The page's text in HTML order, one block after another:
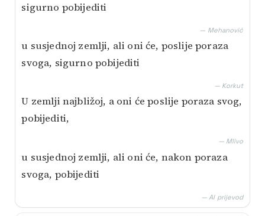
sigurno pobijediti
— Mehanović
u susjednoj zemlji, ali oni će, poslije poraza
svoga, sigurno pobijediti
— Korkut
U zemlji najbližoj, a oni će poslije poraza svog,
pobijediti,
— Mlivo
u susjednoj zemlji, ali oni će, nakon poraza
svoga, pobijediti
— AI prijevod